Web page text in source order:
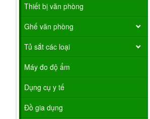
Thiết bị văn phòng
Ghế văn phòng
Tủ sắt các loại
Máy đo độ ẩm
Dụng cụ y tế
Đồ gia dụng